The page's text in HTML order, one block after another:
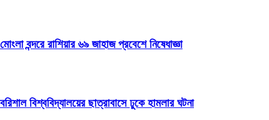
মোংলা বন্দরে রাশিয়ার ৬৯ জাহাজ প্রবেশে নিষেধাজ্ঞা
বরিশাল বিশ্ববিদ্যালয়ের ছাত্রাবাসে ঢুকে হামলার ঘটনা